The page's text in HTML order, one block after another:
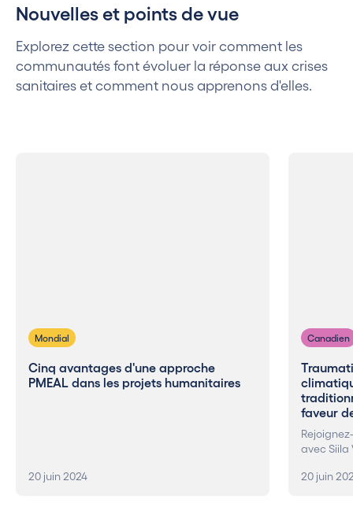
Nouvelles et points de vue
Explorez cette section pour voir comment les
communautés font évoluer la réponse aux crises
sanitaires et comment nous apprenons d'elles.
Mondial
Cinq avantages d'une approche
PMEAL dans les projets humanitaires
20 juin 2024
Canadien
faveur
avec Siila
20 juin